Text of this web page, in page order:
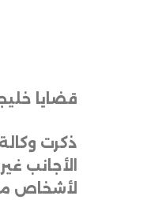
قضايا
ذكرت
الأجانب
لأشخاص